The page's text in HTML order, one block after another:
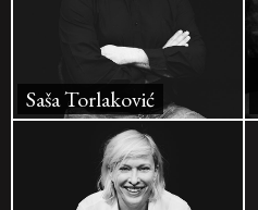
Saša Torlaković